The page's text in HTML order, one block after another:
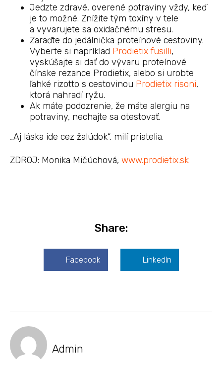
Jedzte zdravé, overené potraviny vždy, keď
je to možné. Znížite tým toxíny v tele
a vyvarujete sa oxidačnému stresu.
Zaraďte do jedálnička proteínové cestoviny.
Vyberte si napríklad Prodietix fusilli,
vyskúšajte si dať do vývaru proteínové
čínske rezance Prodietix, alebo si urobte
ľahké rizotto s cestovinou Prodietix risoni,
ktorá nahradí ryžu.
Ak máte podozrenie, že máte alergiu na
potraviny, nechajte sa otestovať.
„Aj láska ide cez žalúdok“, milí priatelia.
ZDROJ: Monika Mičúchová, www.prodietix.sk
Share:
Facebook LinkedIn
Admin